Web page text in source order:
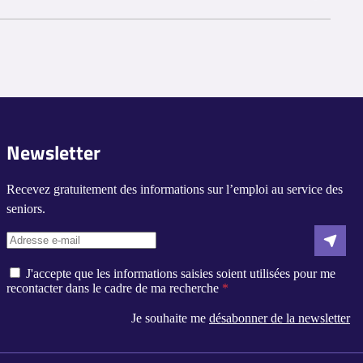
aide-ménagère pour les aider dans leurs activités
aide supplémentaire à domicile pendant leur période de
Newsletter
Recevez gratuitement des informations sur l’emploi au service des
seniors.
J'accepte que les informations saisies soient utilisées pour me
recontacter dans le cadre de ma recherche
Je souhaite medésabonner de la newsletter